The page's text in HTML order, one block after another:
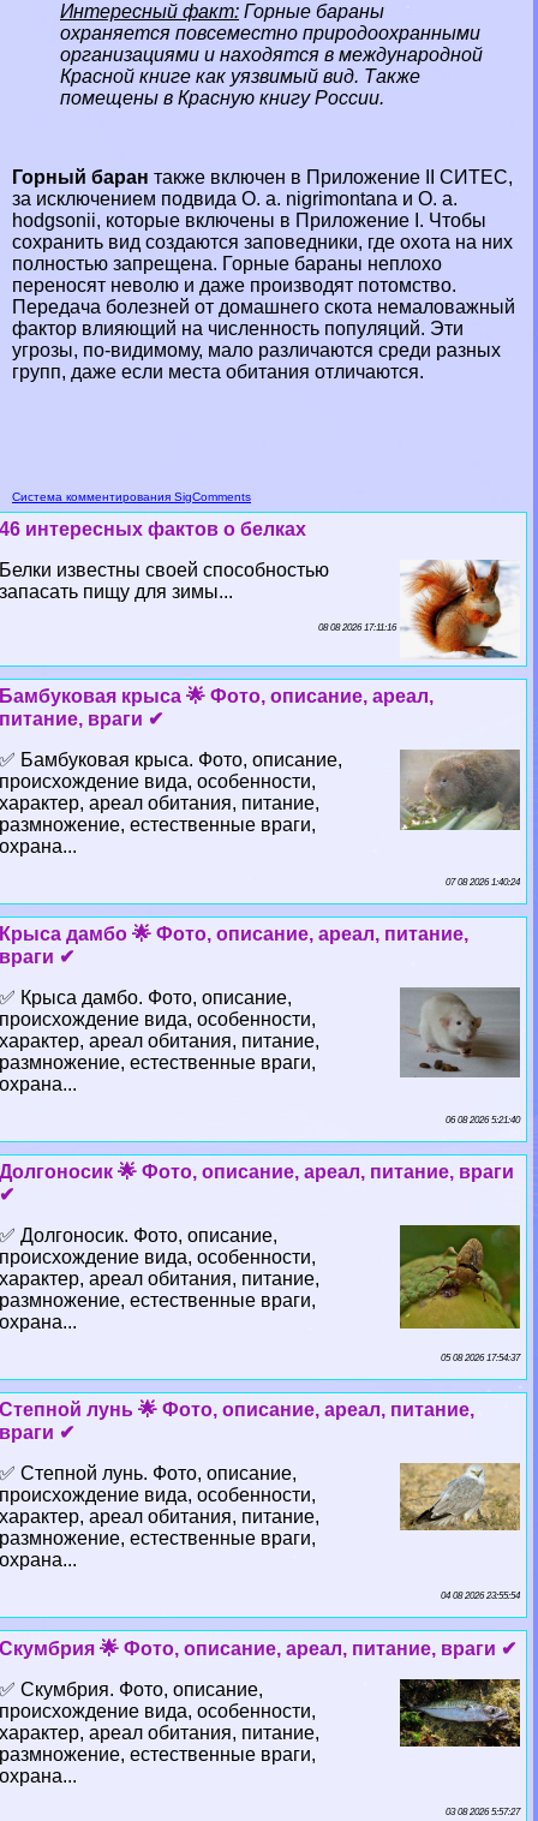
Интересный факт: Горные бapaны
охраняется повсеместно природоохранными
организациями и находятся в международной
Красной книге как уязвимый вид. Также
помещены в Красную книгу России.
Горный бapaн также включен в Приложение II СИТЕС,
за исключением подвида О. a. nigrimontana и О. а.
hodgsonii, которые включены в Приложение I. Чтобы
сохранить вид создаются заповедники, где охота на них
полностью запрещена. Горные бapaны неплохо
переносят неволю и даже производят потомство.
Передача болезней от домашнего скота немаловажный
фактор влияющий на численность популяций. Эти
угрозы, по-видимому, мало различаются среди разных
групп, даже если места обитания отличаются.
Система комментирования SigComments
46 интересных фактов о белках
Белки известны своей способностью
запасать пищу для зимы...
08 08 2026 17:11:16
Бамбуковая крыса 🌟 Фото, описание, ареал,
питание, враги ✔
✅ Бамбуковая крыса. Фото, описание,
происхождение вида, особенности,
хаpaктер, ареал обитания, питание,
размножение, естественные враги,
охрана...
07 08 2026 1:40:24
Крыса дамбо 🌟 Фото, описание, ареал, питание,
враги ✔
✅ Крыса дамбо. Фото, описание,
происхождение вида, особенности,
хаpaктер, ареал обитания, питание,
размножение, естественные враги,
охрана...
06 08 2026 5:21:40
Долгоносик 🌟 Фото, описание, ареал, питание, враги
✔
✅ Долгоносик. Фото, описание,
происхождение вида, особенности,
хаpaктер, ареал обитания, питание,
размножение, естественные враги,
охрана...
05 08 2026 17:54:37
Степной лунь 🌟 Фото, описание, ареал, питание,
враги ✔
✅ Степной лунь. Фото, описание,
происхождение вида, особенности,
хаpaктер, ареал обитания, питание,
размножение, естественные враги,
охрана...
04 08 2026 23:55:54
Скумбрия 🌟 Фото, описание, ареал, питание, враги ✔
✅ Скумбрия. Фото, описание,
происхождение вида, особенности,
хаpaктер, ареал обитания, питание,
размножение, естественные враги,
охрана...
03 08 2026 5:57:27